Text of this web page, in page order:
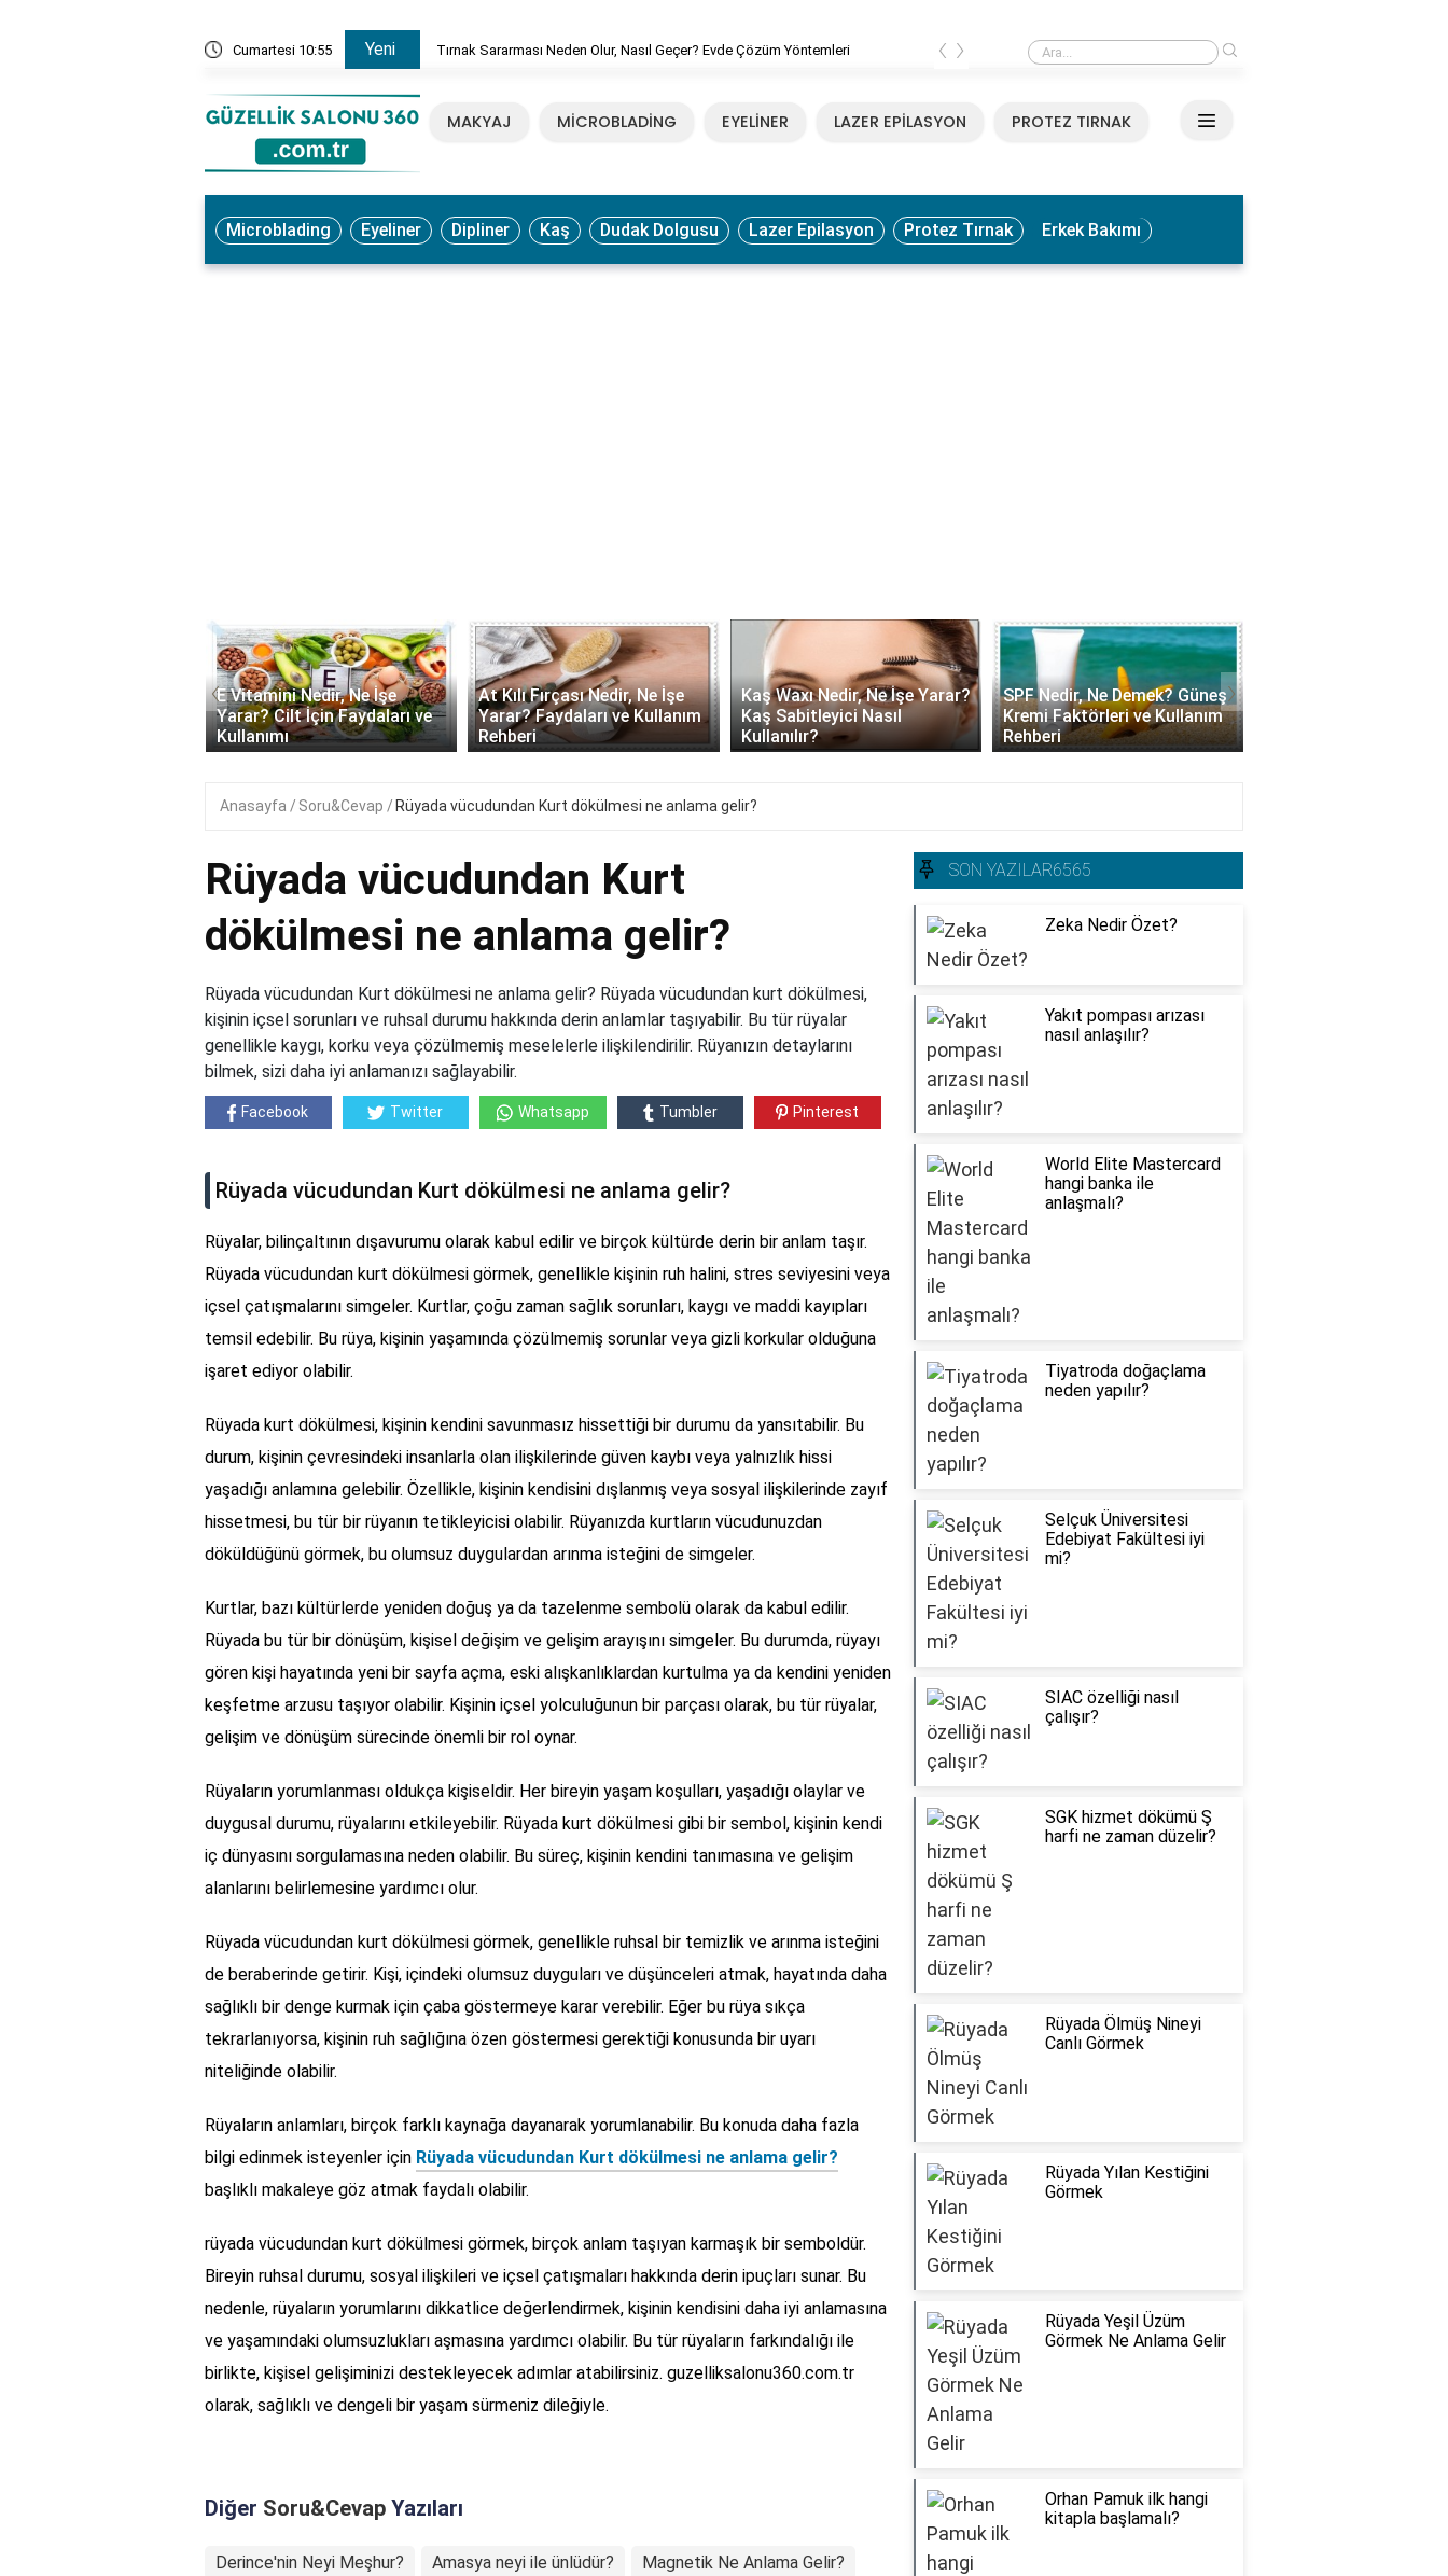
Cumartesi 10:55 Yeni
Ne İşe Yarar? Faydaları ve Kullanım Yöntemleri Tırnak Sararması Neden Olur, Nasıl Geçer? Evde Çözüm Yöntemleri Medikal El ve Ayak Bakımı Nedir? Faydaları ve Uygulama Yöntemleri
‹ ›
MAKYAJ MİCROBLADİNG EYELİNER LAZER EPİLASYON PROTEZ TIRNAK
Microblading Eyeliner Dipliner Kaş Dudak Dolgusu Lazer Epilasyon Protez Tırnak Erkek Bakımı
E Vitamini Nedir, Ne İşe
Yarar? Cilt İçin Faydaları ve
Kullanımı
At Kılı Fırçası Nedir, Ne İşe
Yarar? Faydaları ve Kullanım
Rehberi
Kaş Waxı Nedir, Ne İşe Yarar?
Kaş Sabitleyici Nasıl
Kullanılır?
SPF Nedir, Ne Demek? Güneş
Kremi Faktörleri ve Kullanım
Rehberi
‹ ›
Anasayfa Soru&Cevap Rüyada vücudundan Kurt dökülmesi ne anlama gelir?
Rüyada vücudundan Kurt
dökülmesi ne anlama gelir?
Rüyada vücudundan Kurt dökülmesi ne anlama gelir? Rüyada vücudundan kurt dökülmesi,
kişinin içsel sorunları ve ruhsal durumu hakkında derin anlamlar taşıyabilir. Bu tür rüyalar
genellikle kaygı, korku veya çözülmemiş meselelerle ilişkilendirilir. Rüyanızın detaylarını
bilmek, sizi daha iyi anlamanızı sağlayabilir.
Facebook Twitter Whatsapp Tumbler Pinterest
Rüyada vücudundan Kurt dökülmesi ne anlama gelir?
Rüyalar, bilinçaltının dışavurumu olarak kabul edilir ve birçok kültürde derin bir anlam taşır.
Rüyada vücudundan kurt dökülmesi görmek, genellikle kişinin ruh halini, stres seviyesini veya
içsel çatışmalarını simgeler. Kurtlar, çoğu zaman sağlık sorunları, kaygı ve maddi kayıpları
temsil edebilir. Bu rüya, kişinin yaşamında çözülmemiş sorunlar veya gizli korkular olduğuna
işaret ediyor olabilir.
Rüyada kurt dökülmesi, kişinin kendini savunmasız hissettiği bir durumu da yansıtabilir. Bu
durum, kişinin çevresindeki insanlarla olan ilişkilerinde güven kaybı veya yalnızlık hissi
yaşadığı anlamına gelebilir. Özellikle, kişinin kendisini dışlanmış veya sosyal ilişkilerinde zayıf
hissetmesi, bu tür bir rüyanın tetikleyicisi olabilir. Rüyanızda kurtların vücudunuzdan
döküldüğünü görmek, bu olumsuz duygulardan arınma isteğini de simgeler.
Kurtlar, bazı kültürlerde yeniden doğuş ya da tazelenme sembolü olarak da kabul edilir.
Rüyada bu tür bir dönüşüm, kişisel değişim ve gelişim arayışını simgeler. Bu durumda, rüyayı
gören kişi hayatında yeni bir sayfa açma, eski alışkanlıklardan kurtulma ya da kendini yeniden
keşfetme arzusu taşıyor olabilir. Kişinin içsel yolculuğunun bir parçası olarak, bu tür rüyalar,
gelişim ve dönüşüm sürecinde önemli bir rol oynar.
Rüyaların yorumlanması oldukça kişiseldir. Her bireyin yaşam koşulları, yaşadığı olaylar ve
duygusal durumu, rüyalarını etkileyebilir. Rüyada kurt dökülmesi gibi bir sembol, kişinin kendi
iç dünyasını sorgulamasına neden olabilir. Bu süreç, kişinin kendini tanımasına ve gelişim
alanlarını belirlemesine yardımcı olur.
Rüyada vücudundan kurt dökülmesi görmek, genellikle ruhsal bir temizlik ve arınma isteğini
de beraberinde getirir. Kişi, içindeki olumsuz duyguları ve düşünceleri atmak, hayatında daha
sağlıklı bir denge kurmak için çaba göstermeye karar verebilir. Eğer bu rüya sıkça
tekrarlanıyorsa, kişinin ruh sağlığına özen göstermesi gerektiği konusunda bir uyarı
niteliğinde olabilir.
Rüyaların anlamları, birçok farklı kaynağa dayanarak yorumlanabilir. Bu konuda daha fazla
bilgi edinmek isteyenler için Rüyada vücudundan Kurt dökülmesi ne anlama gelir?
başlıklı makaleye göz atmak faydalı olabilir.
rüyada vücudundan kurt dökülmesi görmek, birçok anlam taşıyan karmaşık bir semboldür.
Bireyin ruhsal durumu, sosyal ilişkileri ve içsel çatışmaları hakkında derin ipuçları sunar. Bu
nedenle, rüyaların yorumlarını dikkatlice değerlendirmek, kişinin kendisini daha iyi anlamasına
ve yaşamındaki olumsuzlukları aşmasına yardımcı olabilir. Bu tür rüyaların farkındalığı ile
birlikte, kişisel gelişiminizi destekleyecek adımlar atabilirsiniz. guzelliksalonu360.com.tr
olarak, sağlıklı ve dengeli bir yaşam sürmeniz dileğiyle.
Diğer Soru&Cevap Yazıları
Derince'nin Neyi Meşhur? Amasya neyi ile ünlüdür?
Magnetik Ne Anlama Gelir?
SON YAZILAR6565
Zeka Nedir Özet?
Yakıt pompası arızası
nasıl anlaşılır?
World Elite Mastercard
hangi banka ile
anlaşmalı?
Tiyatroda doğaçlama
neden yapılır?
Selçuk Üniversitesi
Edebiyat Fakültesi iyi
mi?
SIAC özelliği nasıl
çalışır?
SGK hizmet dökümü Ş
harfi ne zaman düzelir?
Rüyada Ölmüş Nineyi
Canlı Görmek
Rüyada Yılan Kestiğini
Görmek
Rüyada Yeşil Üzüm
Görmek Ne Anlama Gelir
Orhan Pamuk ilk hangi
kitapla başlamalı?